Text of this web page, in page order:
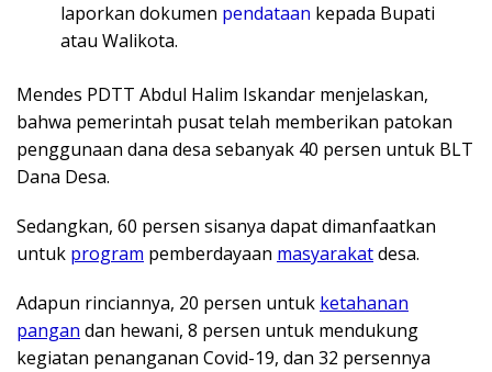
laporkan dokumen pendataan kepada Bupati
atau Walikota.
Mendes PDTT Abdul Halim Iskandar menjelaskan,
bahwa pemerintah pusat telah memberikan patokan
penggunaan dana desa sebanyak 40 persen untuk BLT
Dana Desa.
Sedangkan, 60 persen sisanya dapat dimanfaatkan
untuk program pemberdayaan masyarakatdesa.
Adapun rinciannya, 20 persen untuk ketahanan
pangan dan hewani, 8 persen untuk mendukung
kegiatan penanganan Covid-19, dan 32 persennya